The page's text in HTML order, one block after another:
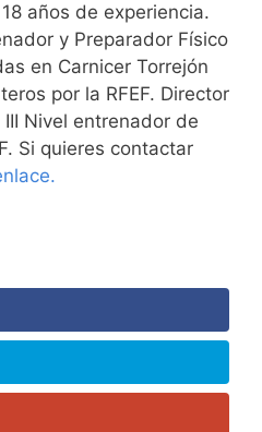
años de experiencia.
y Preparador Físico
en Carnicer Torrejón
por la RFEF. Director
III Nivel entrenador de
Si quieres contactar